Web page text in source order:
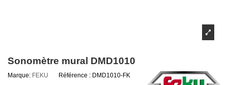
Sonomètre mural DMD1010
Marque: FEKU Référence : DMD1010-FK